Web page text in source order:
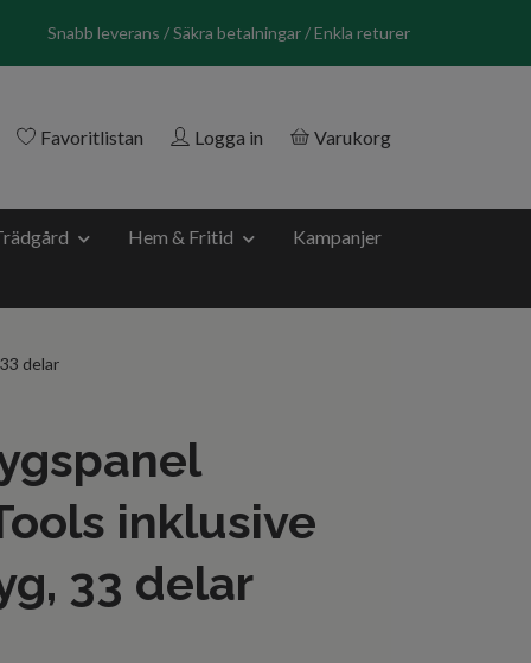
Snabb leverans / Säkra betalningar / Enkla returer
Favoritlistan Logga in Varukorg
Hem & Fritid
Kampanjer
delar
inklusive
33 delar